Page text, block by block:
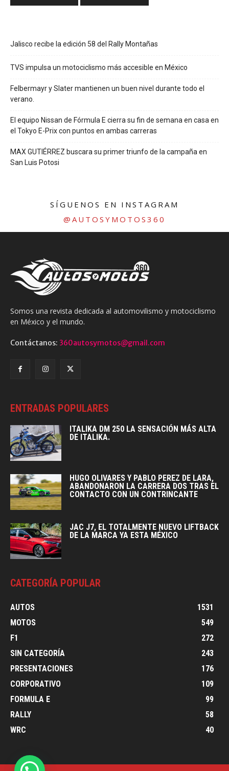
Jalisco recibe la edición 58 del Rally Montañas
TVS impulsa un motociclismo más accesible en México
Felbermayr y Slater mantienen un buen nivel durante todo el
verano.
El equipo Nissan de Fórmula E cierra su fin de semana en casa en
el Tokyo E-Prix con puntos en ambas carreras
MAX GUTIÉRREZ buscara su primer triunfo de la campaña en
San Luis Potosi
SÍGUENOS EN INSTAGRAM
@AUTOSYMOTOS360
Somos una revista dedicada al automovilismo y motociclismo
en México y el mundo.
Contáctanos: 360autosymotos@gmail.com
ENTRADAS POPULARES
ITALIKA DM 250 LA SENSACIÓN MÁS ALTA
DE ITALIKA.
HUGO OLIVARES Y PABLO PEREZ DE LARA,
ABANDONARON LA CARRERA DOS TRAS EL
CONTACTO CON UN CONTRINCANTE
JAC J7, EL TOTALMENTE NUEVO LIFTBACK
DE LA MARCA YA ESTA MÉXICO
CATEGORÍA POPULAR
AUTOS
1531
MOTOS
549
F1
272
SIN CATEGORÍA
243
PRESENTACIONES
176
CORPORATIVO
109
FORMULA E
99
RALLY
58
WRC
40